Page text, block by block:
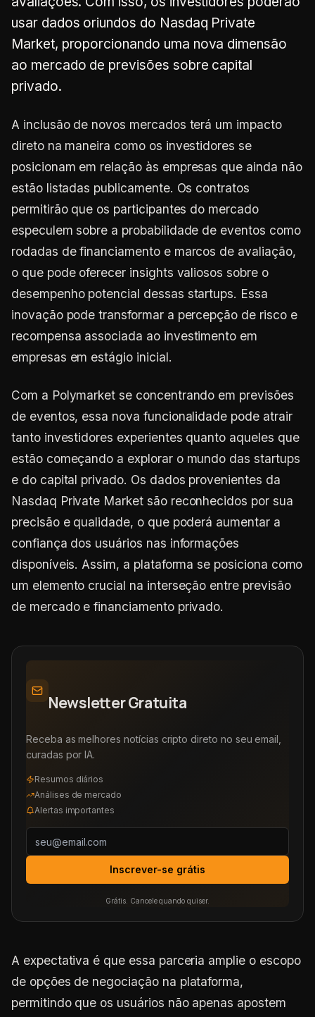
usar dados oriundos do Nasdaq Private
Market, proporcionando uma nova dimensão
ao mercado de previsões sobre capital
privado.
A inclusão de novos mercados terá um impacto
direto na maneira como os investidores se
posicionam em relação às empresas que ainda não
estão listadas publicamente. Os contratos
permitirão que os participantes do mercado
especulem sobre a probabilidade de eventos como
rodadas de financiamento e marcos de avaliação,
o que pode oferecer insights valiosos sobre o
desempenho potencial dessas startups. Essa
inovação pode transformar a percepção de risco e
recompensa associada ao investimento em
empresas em estágio inicial.
Com a Polymarket se concentrando em previsões
de eventos, essa nova funcionalidade pode atrair
tanto investidores experientes quanto aqueles que
estão começando a explorar o mundo das startups
e do capital privado. Os dados provenientes da
Nasdaq Private Market são reconhecidos por sua
precisão e qualidade, o que poderá aumentar a
confiança dos usuários nas informações
disponíveis. Assim, a plataforma se posiciona como
um elemento crucial na interseção entre previsão
de mercado e financiamento privado.
Newsletter Gratuita
Receba as melhores notícias cripto direto no seu email,
curadas por IA.
Resumos diários
Análises de mercado
Alertas importantes
Inscrever-se grátis
Grátis. Cancele quando quiser.
A expectativa é que essa parceria amplie o escopo
de opções de negociação na plataforma,
permitindo que os usuários não apenas apostem